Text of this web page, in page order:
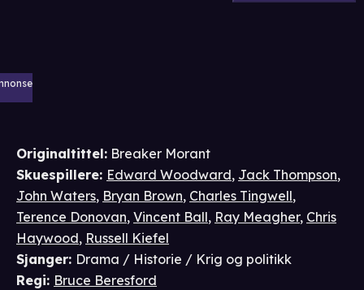
Originaltittel: Breaker Morant
Skuespillere: Edward Woodward, Jack Thompson,
John Waters, Bryan Brown, Charles Tingwell,
Terence Donovan, Vincent Ball, Ray Meagher, Chris
Haywood, Russell Kiefel
Sjanger: Drama / Historie / Krig og politikk
Regi: Bruce Beresford